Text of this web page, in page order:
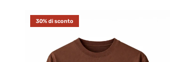
30% di sconto